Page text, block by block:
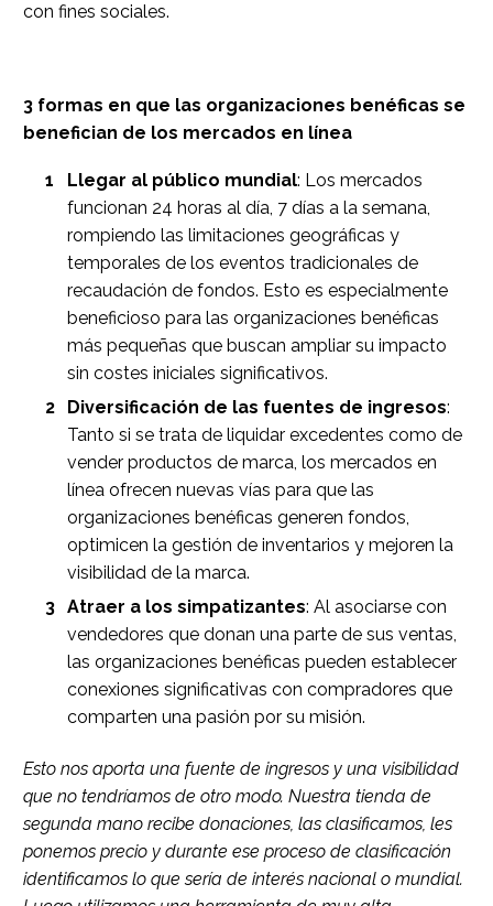
con fines sociales.
3 formas en que las organizaciones benéficas se
benefician de los mercados en línea
Llegar al público mundial: Los mercados
funcionan 24 horas al día, 7 días a la semana,
rompiendo las limitaciones geográficas y
temporales de los eventos tradicionales de
recaudación de fondos. Esto es especialmente
beneficioso para las organizaciones benéficas
más pequeñas que buscan ampliar su impacto
sin costes iniciales significativos.
Diversificación de las fuentes de ingresos:
Tanto si se trata de liquidar excedentes como de
vender productos de marca, los mercados en
línea ofrecen nuevas vías para que las
organizaciones benéficas generen fondos,
optimicen la gestión de inventarios y mejoren la
visibilidad de la marca.
Atraer a los simpatizantes: Al asociarse con
vendedores que donan una parte de sus ventas,
las organizaciones benéficas pueden establecer
conexiones significativas con compradores que
comparten una pasión por su misión.
Esto nos aporta una fuente de ingresos y una visibilidad
que no tendríamos de otro modo. Nuestra tienda de
segunda mano recibe donaciones, las clasificamos, les
ponemos precio y durante ese proceso de clasificación
identificamos lo que sería de interés nacional o mundial.